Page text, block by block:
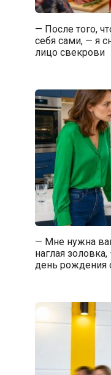
— После того,
себя сами, — я
лицо свекрови
— Мне нужна
наглая
день рождения